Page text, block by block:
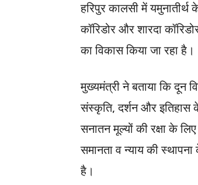
हरिपुर कालसी में यमुनातीर्थ
कॉरिडोर और शारदा
का विकास किया जा रहा है।
मुख्यमंत्री ने बताया कि दून
संस्कृति, दर्शन और इतिहास
सनातन मूल्यों की रक्षा के
समानता व न्याय की
है।